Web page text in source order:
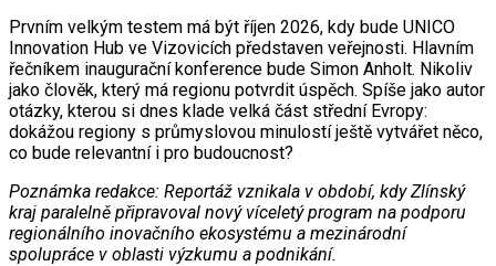
Prvním velkým testem má být říjen 2026, kdy bude UNICO
Innovation Hub ve Vizovicích představen veřejnosti. Hlavním
řečníkem inaugurační konference bude Simon Anholt. Nikoliv
jako člověk, který má regionu potvrdit úspěch. Spíše jako autor
otázky, kterou si dnes klade velká část střední Evropy:
dokážou regiony s průmyslovou minulostí ještě vytvářet něco,
co bude relevantní i pro budoucnost?
Poznámka redakce: Reportáž vznikala v období, kdy Zlínský
kraj paralelně připravoval nový víceletý program na podporu
regionálního inovačního ekosystému a mezinárodní
spolupráce v oblasti výzkumu a podnikání.